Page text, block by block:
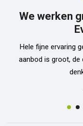
We werken
Hele fijne ervaring
aanbod is groot, de